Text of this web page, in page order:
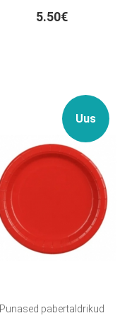
5.50€
Uus
Punased pabertaldrikud